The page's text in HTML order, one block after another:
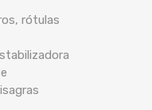
rótulas